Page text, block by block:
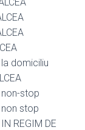
domiciliu
non-stop
stop
REGIM DE